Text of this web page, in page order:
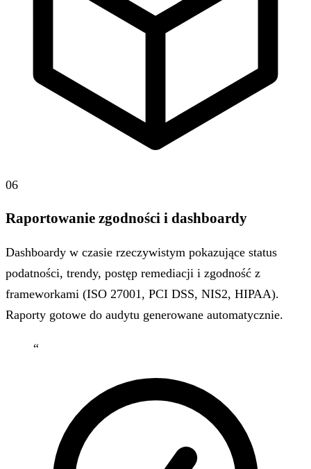
06
Raportowanie zgodności i dashboardy
Dashboardy w czasie rzeczywistym pokazujące status
podatności, trendy, postęp remediacji i zgodność z
frameworkami (ISO 27001, PCI DSS, NIS2, HIPAA).
Raporty gotowe do audytu generowane automatycznie.
“